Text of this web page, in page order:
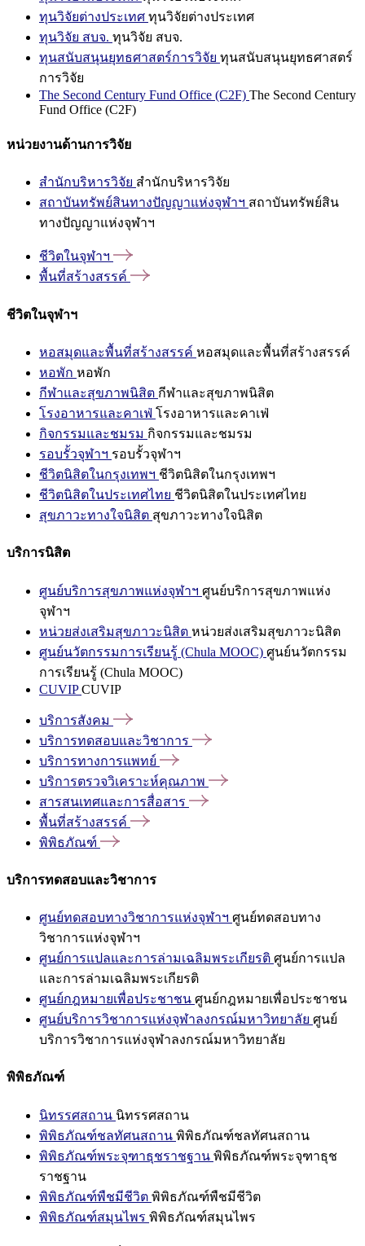
ทุนวิจัยต่างประเทศ ทุนวิจัยต่างประเทศ
ทุนวิจัย สบจ. ทุนวิจัย สบจ.
ทุนสนับสนุนยุทธศาสตร์การวิจัย ทุนสนับสนุนยุทธศาสตร์
การวิจัย
The Second Century Fund Office (C2F) The Second Century
Fund Office (C2F)
หน่วยงานด้านการวิจัย
สำนักบริหารวิจัย สำนักบริหารวิจัย
สถาบันทรัพย์สินทางปัญญาแห่งจุฬาฯ สถาบันทรัพย์สิน
ทางปัญญาแห่งจุฬาฯ
ชีวิตในจุฬาฯ
พื้นที่สร้างสรรค์
ชีวิตในจุฬาฯ
หอสมุดและพื้นที่สร้างสรรค์ หอสมุดและพื้นที่สร้างสรรค์
หอพัก หอพัก
กีฬาและสุขภาพนิสิต กีฬาและสุขภาพนิสิต
โรงอาหารและคาเฟ่ โรงอาหารและคาเฟ่
กิจกรรมและชมรม กิจกรรมและชมรม
รอบรั้วจุฬาฯ รอบรั้วจุฬาฯ
ชีวิตนิสิตในกรุงเทพฯ ชีวิตนิสิตในกรุงเทพฯ
ชีวิตนิสิตในประเทศไทย ชีวิตนิสิตในประเทศไทย
สุขภาวะทางใจนิสิต สุขภาวะทางใจนิสิต
บริการนิสิต
ศูนย์บริการสุขภาพแห่งจุฬาฯ ศูนย์บริการสุขภาพแห่ง
จุฬาฯ
หน่วยส่งเสริมสุขภาวะนิสิต หน่วยส่งเสริมสุขภาวะนิสิต
ศูนย์นวัตกรรมการเรียนรู้ (Chula MOOC) ศูนย์นวัตกรรม
การเรียนรู้ (Chula MOOC)
CUVIPCUVIP
บริการสังคม
บริการทดสอบและวิชาการ
บริการทางการแพทย์
บริการตรวจวิเคราะห์คุณภาพ
สารสนเทศและการสื่อสาร
พื้นที่สร้างสรรค์
พิพิธภัณฑ์
บริการทดสอบและวิชาการ
ศูนย์ทดสอบทางวิชาการแห่งจุฬาฯ ศูนย์ทดสอบทาง
วิชาการแห่งจุฬาฯ
ศูนย์การแปลและการล่ามเฉลิมพระเกียรติ ศูนย์การแปล
และการล่ามเฉลิมพระเกียรติ
ศูนย์กฎหมายเพื่อประชาชน ศูนย์กฎหมายเพื่อประชาชน
ศูนย์บริการวิชาการแห่งจุฬาลงกรณ์มหาวิทยาลัย ศูนย์
บริการวิชาการแห่งจุฬาลงกรณ์มหาวิทยาลัย
พิพิธภัณฑ์
นิทรรศสถาน นิทรรศสถาน
พิพิธภัณฑ์ชลทัศนสถาน พิพิธภัณฑ์ชลทัศนสถาน
พิพิธภัณฑ์พระจุฑาธุชราชฐาน พิพิธภัณฑ์พระจุฑาธุช
ราชฐาน
พิพิธภัณฑ์พืชมีชีวิต พิพิธภัณฑ์พืชมีชีวิต
พิพิธภัณฑ์สมุนไพร พิพิธภัณฑ์สมุนไพร